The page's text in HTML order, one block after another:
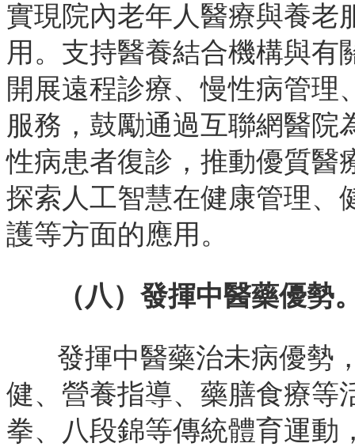
實現院內老年人醫療與養老
用。支持醫養結合機構與有
開展遠程診療、慢性病管理
服務，鼓勵通過互聯網醫院
性病患者復診，推動優質醫
探索人工智慧在健康管理、
護等方面的應用。
（八）發揮中醫藥優勢
發揮中醫藥治未病優勢
健、營養指導、藥膳食療等
拳、八段錦等傳統體育運動